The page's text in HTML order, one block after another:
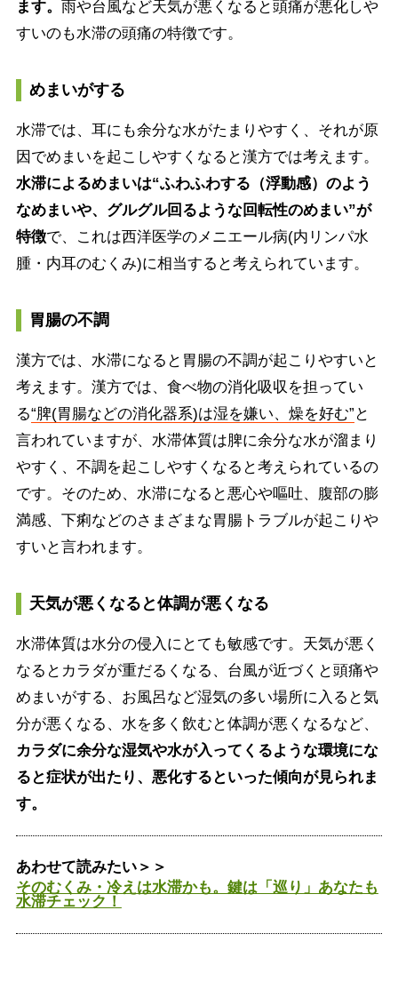
ます。 雨や台風など天気が悪くなると頭痛が悪化しや
すいのも水滞の頭痛の特徴です。
めまいがする
水滞では、耳にも余分な水がたまりやすく、それが原
因でめまいを起こしやすくなると漢方では考えます。
水滞によるめまいは“ふわふわする（浮動感）のよう
なめまいや、グルグル回るような回転性のめまい”が
特徴で、これは西洋医学のメニエール病(内リンパ水
腫・内耳のむくみ)に相当すると考えられています。
胃腸の不調
漢方では、水滞になると胃腸の不調が起こりやすいと
考えます。漢方では、食べ物の消化吸収を担ってい
る“脾(胃腸などの消化器系)は湿を嫌い、燥を好む” と
言われていますが、水滞体質は脾に余分な水が溜まり
やすく、不調を起こしやすくなると考えられているの
です。そのため、水滞になると悪心や嘔吐、腹部の膨
満感、下痢などのさまざまな胃腸トラブルが起こりや
すいと言われます。
天気が悪くなると体調が悪くなる
水滞体質は水分の侵入にとても敏感です。天気が悪く
なるとカラダが重だるくなる、台風が近づくと頭痛や
めまいがする、お風呂など湿気の多い場所に入ると気
分が悪くなる、水を多く飲むと体調が悪くなるなど、
カラダに余分な湿気や水が入ってくるような環境にな
ると症状が出たり、悪化するといった傾向が見られま
す。
あわせて読みたい＞＞
そのむくみ・冷えは水滞かも。鍵は「巡り」あなたも
水滞チェック！